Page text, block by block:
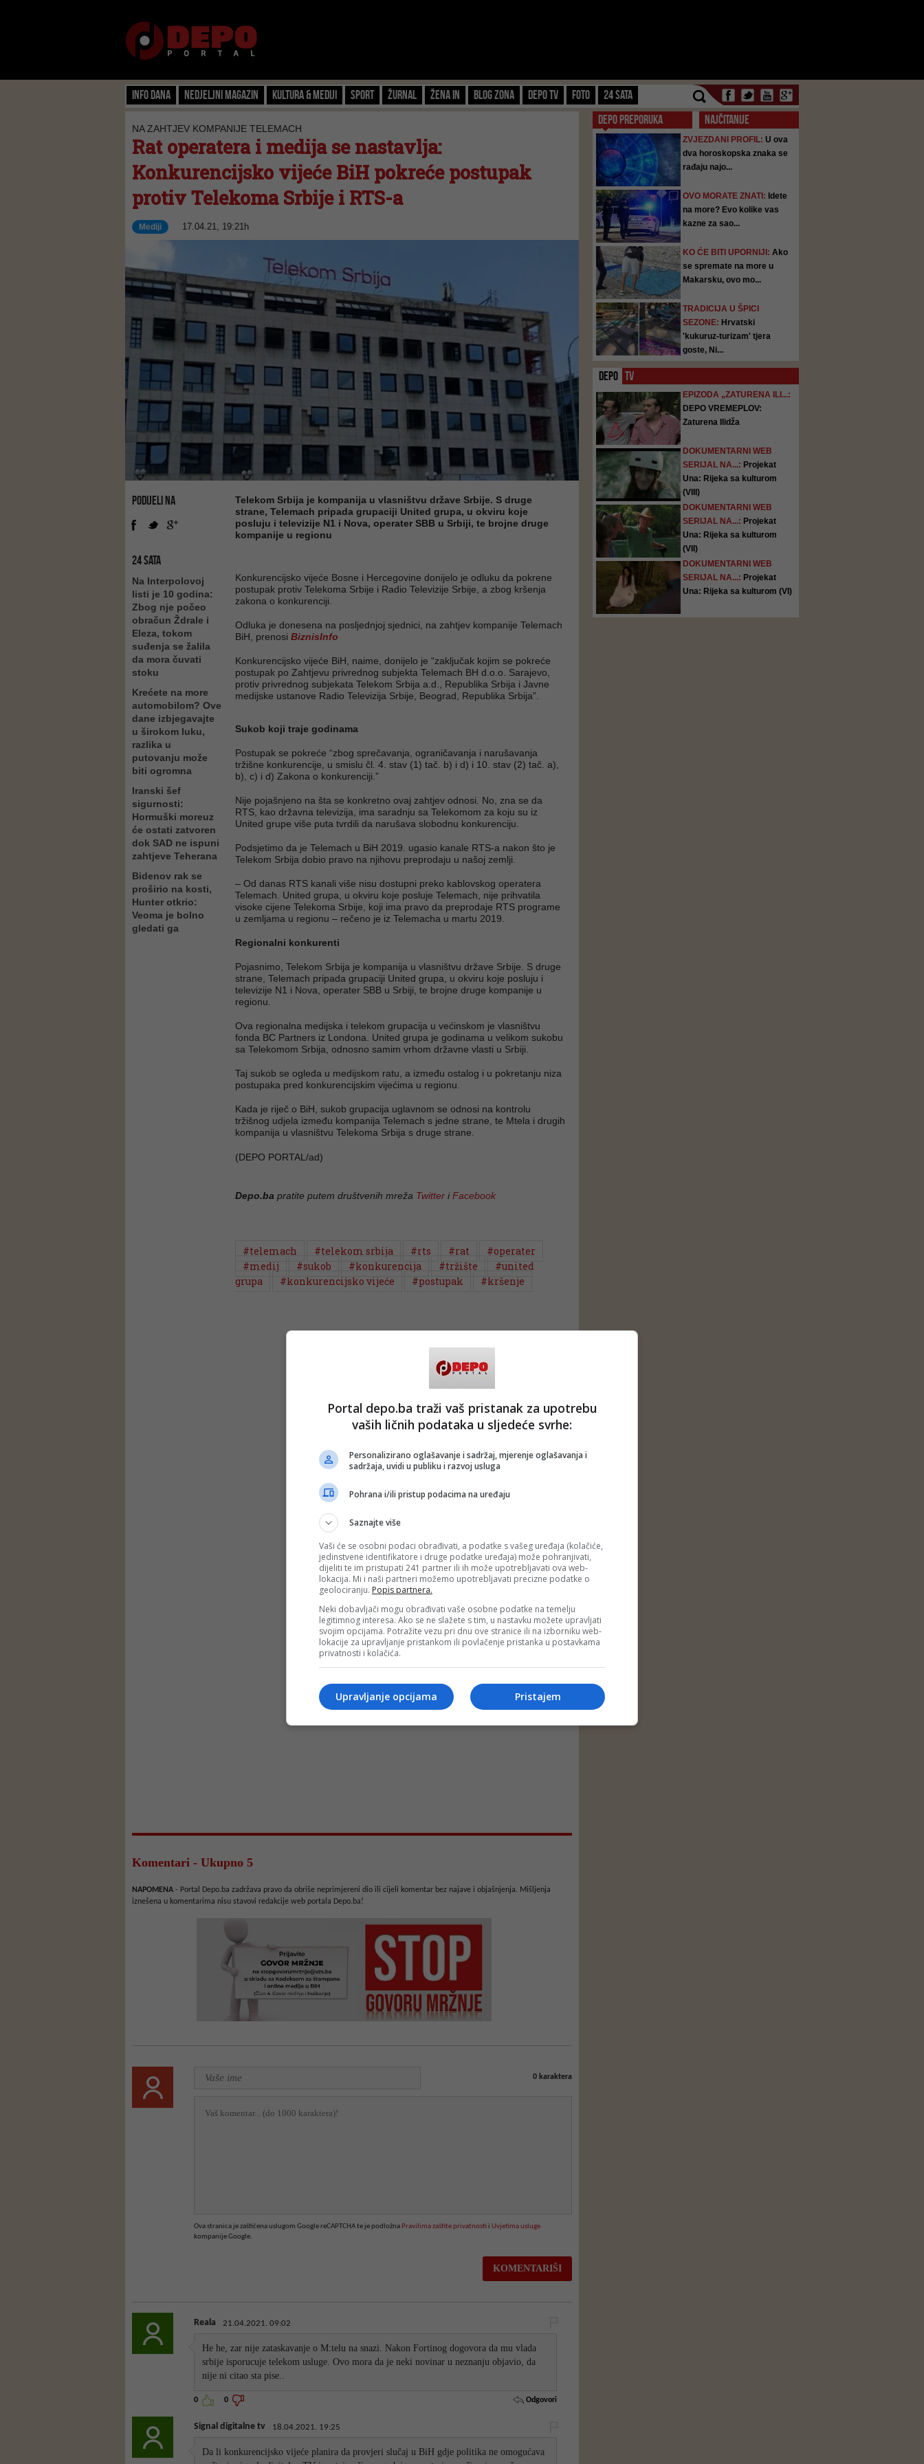
Info dana Nedjeljni magazin Kultura & Mediji Sport Žurnal Žena IN Blog zona Depo TV FOTO 24 SATA
NA ZAHTJEV KOMPANIJE TELEMACH
Rat operatera i medija se nastavlja:
Konkurencijsko vijeće BiH pokreće postupak
protiv Telekoma Srbije i RTS-a
Mediji 17.04.21, 19:21h
PODIJELI NA
24 SATA
Na Interpolovoj
listi je 10 godina:
Zbog nje počeo
obračun Ždrale i
Eleza, tokom
suđenja se žalila
da mora čuvati
stoku
Krećete na more
automobilom? Ove
dane izbjegavajte
u širokom luku,
razlika u
putovanju može
biti ogromna
Iranski šef
sigurnosti:
Hormuški moreuz
će ostati zatvoren
dok SAD ne ispuni
zahtjeve Teherana
Bidenov rak se
proširio na kosti,
Hunter otkrio:
Veoma je bolno
gledati ga
Telekom Srbija je kompanija u vlasništvu države Srbije. S druge
strane, Telemach pripada grupaciji United grupa, u okviru koje
posluju i televizije N1 i Nova, operater SBB u Srbiji, te brojne druge
kompanije u regionu
Konkurencijsko vijeće Bosne i Hercegovine donijelo je odluku da pokrene
postupak protiv Telekoma Srbije i Radio Televizije Srbije, a zbog kršenja
zakona o konkurenciji.
Odluka je donesena na posljednjoj sjednici, na zahtjev kompanije Telemach
BiH, prenosi BiznisInfo
Konkurencijsko vijeće BiH, naime, donijelo je “zaključak kojim se pоkrеćе
postupak pо Zahtjevu privrednog subjekta Telemach BH d.o.o. Sarajevo,
protiv privrednog subjekata Telekom Srbija a.d., Republika Srbija i Javne
medijske ustanove Radio Televizija Srbije, Beograd, Republika Srbija”.
Sukob koji traje godinama
Postupak se pokreće “zbog sprečavanja, ograničavanja i narušavanja
tržišne konkurencije, u smislu čl. 4. stav (1) tač. b) i d) i 10. stav (2) tač. a),
b), c) i d) Zakona o konkurenciji.”
Nije pojašnjeno na šta se konkretno ovaj zahtjev odnosi. No, zna se da
RTS, kao državna televizija, ima saradnju sa Telekomom za koju su iz
United grupe više puta tvrdili da narušava slobodnu konkurenciju.
Podsjetimo da je Telemach u BiH 2019. ugasio kanale RTS-a nakon što je
Telekom Srbija dobio pravo na njihovu preprodaju u našoj zemlji.
– Od danas RTS kanali više nisu dostupni preko kablovskog operatera
Telemach. United grupa, u okviru koje posluje Telemach, nije prihvatila
visoke cijene Telekoma Srbije, koji ima pravo da preprodaje RTS programe
u zemljama u regionu – rečeno je iz Telemacha u martu 2019.
Regionalni konkurenti
Pojasnimo, Telekom Srbija je kompanija u vlasništvu države Srbije. S druge
strane, Telemach pripada grupaciji United grupa, u okviru koje posluju i
televizije N1 i Nova, operater SBB u Srbiji, te brojne druge kompanije u
regionu.
Ova regionalna medijska i telekom grupacija u većinskom je vlasništvu
fonda BC Partners iz Londona. United grupa je godinama u velikom sukobu
sa Telekomom Srbija, odnosno samim vrhom državne vlasti u Srbiji.
Taj sukob se ogleda u medijskom ratu, a između ostalog i u pokretanju niza
postupaka pred konkurencijskim vijećima u regionu.
Kada je riječ o BiH, sukob grupacija uglavnom se odnosi na kontrolu
tržišnog udjela između kompanija Telemach s jedne strane, te Mtela i drugih
kompanija u vlasništvu Telekoma Srbija s druge strane.
(DEPO PORTAL/ad)
Depo.ba pratite putem društvenih mreža Twitter iFacebook
#telemach #telekom srbija #rts #rat
#operater
#medij
#sukob #konkurencija #tržište
#united
grupa
#konkurencijsko vijeće #postupak #kršenje
Komentari - Ukupno 5
NAPOMENA - Portal Depo.ba zadržava pravo da obriše neprimjereni dio ili cijeli komentar bez najave i objašnjenja. Mišljenja
iznešena u komentarima nisu stavovi redakcije web portala Depo.ba!
0karaktera
Ova stranica je zaštićena uslugom Google reCAPTCHA te je podložna Pravilima zaštite privatnostii Uvjetima usluge
kompanije Google.
Reala 21.04.2021. 09:02
He he, zar nije zataskavanje o M:telu na snazi. Nakon Fortinog dogovora da mu vlada
srbije isporucuje telekom usluge. Ovo mora da je neki novinar u neznanju objavio, da
nije ni citao sta pise..
0 0 Odgovori
Signal digitalne tv 18.04.2021. 19:25
Da li konkurencijsko vijeće planira da provjeri slučaj u BiH gdje politika ne omogućava
DEPO PREPORUKA NAJČITANIJE
ZVJEZDANI PROFIL: U ova
dva horoskopska znaka se
rađaju najo...
OVO MORATE ZNATI: Idete
na more? Evo kolike vas
kazne za sao...
KO ĆE BITI UPORNIJI: Ako
se spremate na more u
Makarsku, ovo mo...
TRADICIJA U ŠPICI
SEZONE: Hrvatski
'kukuruz-turizam' tjera
goste, Ni...
DEPO TV
EPIZODA „ZATURENA ILI...:
DEPO VREMEPLOV:
Zaturena Ilidža
DOKUMENTARNI WEB
SERIJAL NA...: Projekat
Una: Rijeka sa kulturom
(VIII)
DOKUMENTARNI WEB
SERIJAL NA...: Projekat
Una: Rijeka sa kulturom
(VII)
DOKUMENTARNI WEB
SERIJAL NA...: Projekat
Una: Rijeka sa kulturom (VI)
Portal depo.ba traži vaš pristanak za upotrebu
vaših ličnih podataka u sljedeće svrhe:
Personalizirano oglašavanje i sadržaj, mjerenje oglašavanja i
sadržaja, uvidi u publiku i razvoj usluga
Pohrana i/ili pristup podacima na uređaju
Saznajte više
Vaši će se osobni podaci obrađivati, a podatke s vašeg uređaja (kolačiće,
jedinstvene identifikatore i druge podatke uređaja) može pohranjivati,
dijeliti te im pristupati 241 partner ili ih može upotrebljavati ova web-
lokacija. Mi i naši partneri možemo upotrebljavati precizne podatke o
geolociranju. Popis partnera.
Neki dobavljači mogu obrađivati vaše osobne podatke na temelju
legitimnog interesa. Ako se ne slažete s tim, u nastavku možete upravljati
svojim opcijama. Potražite vezu pri dnu ove stranice ili na izborniku web-
lokacije za upravljanje pristankom ili povlačenje pristanka u postavkama
privatnosti i kolačića.
Pristajem
Upravljanje opcijama